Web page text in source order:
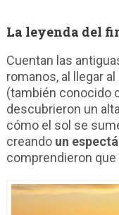
La leyenda del
Cuentan las
romanos, al llegar al
(también conocido
descubrieron un
cómo el sol se
creando un
comprendieron que